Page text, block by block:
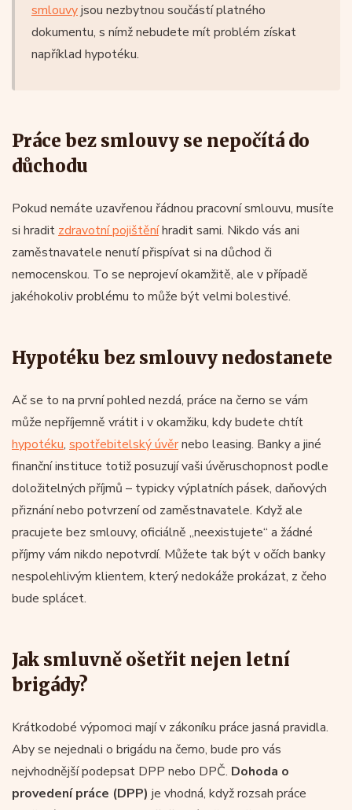
smlouvyjsou nezbytnou součástí platného
dokumentu, s nímž nebudete mít problém získat
například hypotéku.
Práce bez smlouvy se nepočítá do
důchodu
Pokud nemáte uzavřenou řádnou pracovní smlouvu, musíte
si hradit zdravotní pojištěníhradit sami. Nikdo vás ani
zaměstnavatele nenutí přispívat si na důchod či
nemocenskou. To se neprojeví okamžitě, ale v případě
jakéhokoliv problému to může být velmi bolestivé.
Hypotéku bez smlouvy nedostanete
Ač se to na první pohled nezdá, práce na černo se vám
může nepříjemně vrátit i v okamžiku, kdy budete chtít
hypotéku, spotřebitelský úvěrnebo leasing. Banky a jiné
finanční instituce totiž posuzují vaši úvěruschopnost podle
doložitelných příjmů – typicky výplatních pásek, daňových
přiznání nebo potvrzení od zaměstnavatele. Když ale
pracujete bez smlouvy, oficiálně „neexistujete“ a žádné
příjmy vám nikdo nepotvrdí. Můžete tak být v očích banky
nespolehlivým klientem, který nedokáže prokázat, z čeho
bude splácet.
Jak smluvně ošetřit nejen letní
brigády?
Krátkodobé výpomoci mají v zákoníku práce jasná pravidla.
Aby se nejednali o brigádu na černo, bude pro vás
nejvhodnější podepsat DPP nebo DPČ. Dohoda o
provedení práce (DPP) je vhodná, když rozsah práce